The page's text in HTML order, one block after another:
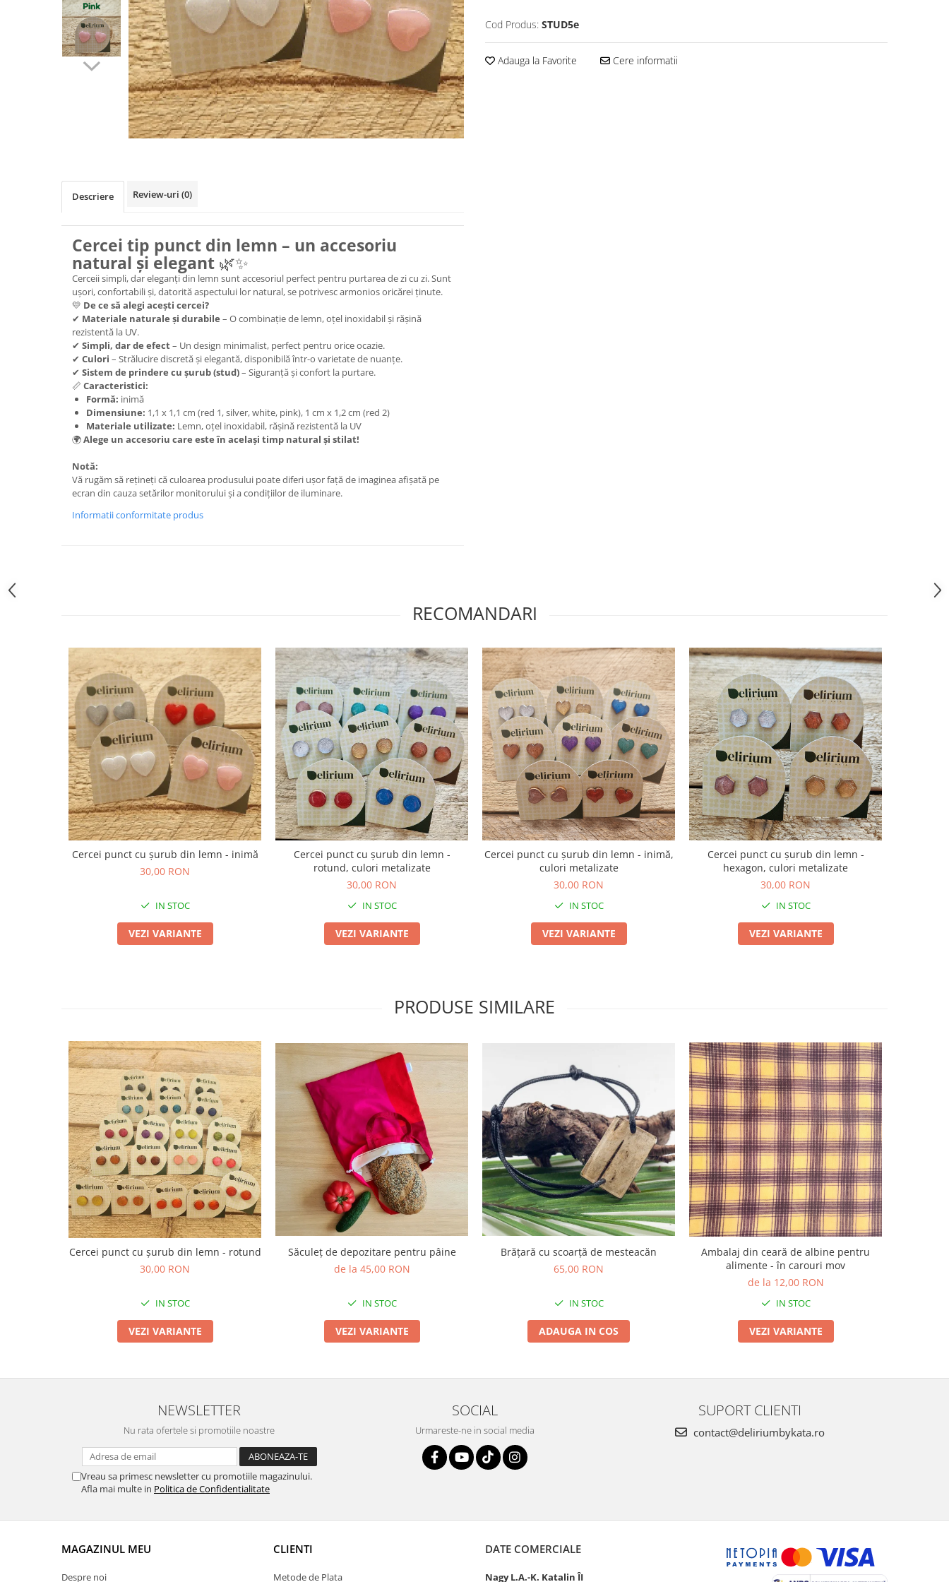
Colier / Pandantiv
Bijuterii copii
Colier / Pandantiv
Colier / Pandantiv
Colier / Pandantiv
Brățară de gleznă
Bijuterii aliaj metalic
Colier / Pandantiv
Mărgele / talisman
Bijuterii din Floarea de colț
Suport bijuterii
Bijuterii cu cristale naturale
Bijuterii din lemn
Colier / Pandantiv
Bijuterii fără metal
Bijuterii - Alte
Suport bijuterii
Produse personalizate (mărturii)
Dischete cosmetice
Capac textil pentru vase și farfurii
Prosop de bucătărie "NU-hârtie"
Suport pentru tacâmuri de
Sac reutilizabil pentru fructe și
Accesorii tricotate
Decor Crăciun
TOATE Bijuteriile și Accesoriile
TOATE Produsele Zero Waste
TOATE Produsele Personalizate
Cod Produs: STUD5e
Adauga la Favorite Cere informatii
Descriere Review-uri (0)
Cercei tip punct din lemn – un accesoriu
natural și elegant 🌿✨
Cerceii simpli, dar eleganți din lemn sunt accesoriul perfect pentru purtarea de zi cu zi. Sunt
ușori, confortabili și, datorită aspectului lor natural, se potrivesc armonios oricărei ținute.
💛 De ce să alegi acești cercei?
✔ Materiale naturale și durabile – O combinație de lemn, oțel inoxidabil și rășină
rezistentă la UV.
✔ Simpli, dar de efect– Un design minimalist, perfect pentru orice ocazie.
✔ Culori – Strălucire discretă și elegantă, disponibilă într-o varietate de nuanțe.
✔ Sistem de prindere cu șurub (stud)– Siguranță și confort la purtare.
📏 Caracteristici:
Formă: inimă
Dimensiune: 1,1 x 1,1 cm (red 1, silver, white, pink), 1 cm x 1,2 cm (red 2)
Materiale utilizate: Lemn, oțel inoxidabil, rășină rezistentă la UV
🌍Alege un accesoriu care este în același timp natural și stilat!
Notă:
Vă rugăm să rețineți că culoarea produsului poate diferi ușor față de imaginea afișată pe
ecran din cauza setărilor monitorului și a condițiilor de iluminare.
Informatii conformitate produs
RECOMANDARI
Cercei punct cu șurub din lemn - inimă
30,00 RON
IN STOC
VEZI VARIANTE
Cercei punct cu șurub din lemn -
rotund, culori metalizate
30,00 RON
IN STOC
VEZI VARIANTE
Cercei punct cu șurub din lemn - inimă,
culori metalizate
30,00 RON
IN STOC
VEZI VARIANTE
Cercei punct cu șurub din lemn -
hexagon, culori metalizate
30,00 RON
IN STOC
VEZI VARIANTE
PRODUSE SIMILARE
Cercei punct cu șurub din lemn - rotund
30,00 RON
IN STOC
VEZI VARIANTE
Săculeț de depozitare pentru pâine
de la 45,00 RON
IN STOC
VEZI VARIANTE
Brățară cu scoarță de mesteacăn
65,00 RON
IN STOC
ADAUGA IN COS
Ambalaj din ceară de albine pentru
alimente - în carouri mov
de la 12,00 RON
IN STOC
VEZI VARIANTE
NEWSLETTER
Nu rata ofertele si promotiile noastre
Vreau sa primesc newsletter cu promotiile magazinului.
Afla mai multe in Politica de Confidentialitate
SOCIAL
Urmareste-ne in social media
SUPORT CLIENTI
contact@deliriumbykata.ro
MAGAZINUL MEU
Despre noi
CLIENTI
Metode de Plata
DATE COMERCIALE
Nagy L.A.-K. Katalin ÎI